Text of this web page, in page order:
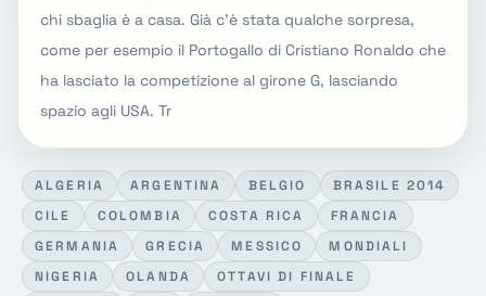
chi sbaglia è a casa. Già c'è stata qualche sorpresa,
come per esempio il Portogallo di Cristiano Ronaldo che
ha lasciato la competizione al girone G, lasciando
spazio agli USA. Tr
ALGERIA ARGENTINA BELGIO
BRASILE 2014
CILE
COLOMBIA COSTA RICA
FRANCIA
GERMANIA
GRECIA MESSICO
MONDIALI
NIGERIA
OLANDA
OTTAVI DI FINALE